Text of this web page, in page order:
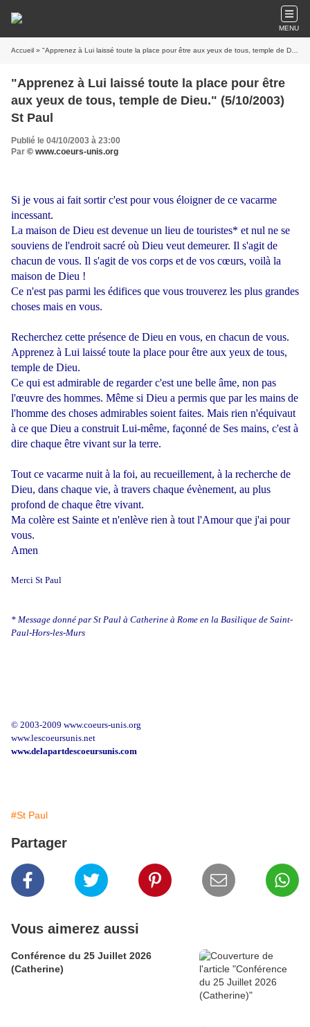
MENU
Accueil » "Apprenez à Lui laissé toute la place pour être aux yeux de tous, temple de Dieu." (5/10/2003) St Paul
"Apprenez à Lui laissé toute la place pour être
aux yeux de tous, temple de Dieu." (5/10/2003)
St Paul
Publié le 04/10/2003 à 23:00
Par © www.coeurs-unis.org
Si je vous ai fait sortir c'est pour vous éloigner de ce vacarme
incessant.
La maison de Dieu est devenue un lieu de touristes* et nul ne se
souviens de l'endroit sacré où Dieu veut demeurer. Il s'agit de
chacun de vous. Il s'agit de vos corps et de vos cœurs, voilà la
maison de Dieu !
Ce n'est pas parmi les édifices que vous trouverez les plus grandes
choses mais en vous.
Recherchez cette présence de Dieu en vous, en chacun de vous.
Apprenez à Lui laissé toute la place pour être aux yeux de tous,
temple de Dieu.
Ce qui est admirable de regarder c'est une belle âme, non pas
l'œuvre des hommes. Même si Dieu a permis que par les mains de
l'homme des choses admirables soient faites. Mais rien n'équivaut
à ce que Dieu a construit Lui-même, façonné de Ses mains, c'est à
dire chaque être vivant sur la terre.
Tout ce vacarme nuit à la foi, au recueillement, à la recherche de
Dieu, dans chaque vie, à travers chaque évènement, au plus
profond de chaque être vivant.
Ma colère est Sainte et n'enlève rien à tout l'Amour que j'ai pour
vous.
Amen
Merci St Paul
* Message donné par St Paul à Catherine à Rome en la Basilique de Saint-
Paul-Hors-les-Murs
© 2003-2009 www.coeurs-unis.org
www.lescoeursunis.net
www.delapartdescoeursunis.com
#St Paul
Partager
Vous aimerez aussi
Conférence du 25 Juillet 2026
(Catherine)